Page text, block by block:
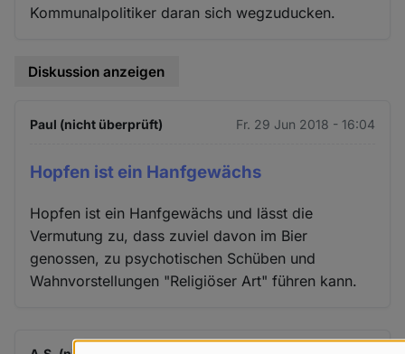
Kommunalpolitiker daran sich wegzuducken.
Diskussion anzeigen
Paul (nicht überprüft) Fr. 29 Jun 2018 - 16:04
Hopfen ist ein Hanfgewächs
Hopfen ist ein Hanfgewächs und lässt die
Vermutung zu, dass zuviel davon im Bier
genossen, zu psychotischen Schüben und
Wahnvorstellungen "Religiöser Art" führen kann.